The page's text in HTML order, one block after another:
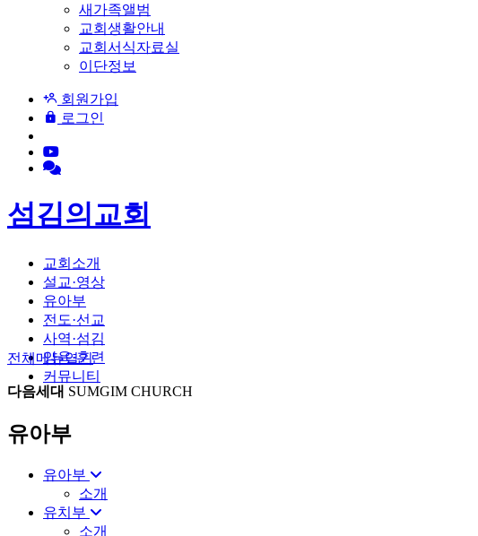
새가족앨범
교회생활안내
교회서식자료실
이단정보
회원가입
로그인
섬김의교회
교회소개
설교·영상
유아부
전도·선교
사역·섬김
양육·훈련
커뮤니티
전체메뉴열기
다음세대 SUMGIM CHURCH
유아부
유아부
소개
유치부
소개